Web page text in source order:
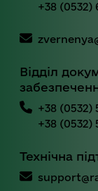
+38 (0532)
Відділ
+38 (0532)
+38 (0532)
Технічна